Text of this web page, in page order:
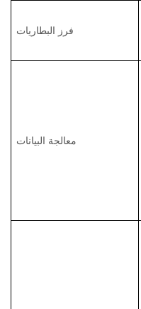
فرز البطاريات
معالجة البيانات